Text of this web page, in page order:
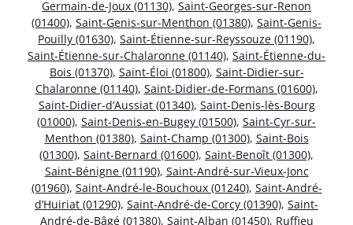
Germain-de-Joux (01130), Saint-Georges-sur-Renon
(01400), Saint-Genis-sur-Menthon (01380), Saint-Genis-
Pouilly (01630), Saint-Étienne-sur-Reyssouze (01190),
Saint-Étienne-sur-Chalaronne (01140), Saint-Étienne-du-
Bois (01370), Saint-Éloi (01800), Saint-Didier-sur-
Chalaronne (01140), Saint-Didier-de-Formans (01600),
Saint-Didier-d’Aussiat (01340), Saint-Denis-lès-Bourg
(01000), Saint-Denis-en-Bugey (01500), Saint-Cyr-sur-
Menthon (01380), Saint-Champ (01300), Saint-Bois
(01300), Saint-Bernard (01600), Saint-Benoît (01300),
Saint-Bénigne (01190), Saint-André-sur-Vieux-Jonc
(01960), Saint-André-le-Bouchoux (01240), Saint-André-
d’Huiriat (01290), Saint-André-de-Corcy (01390), Saint-
André-de-Bâgé (01380), Saint-Alban (01450), Ruffieu